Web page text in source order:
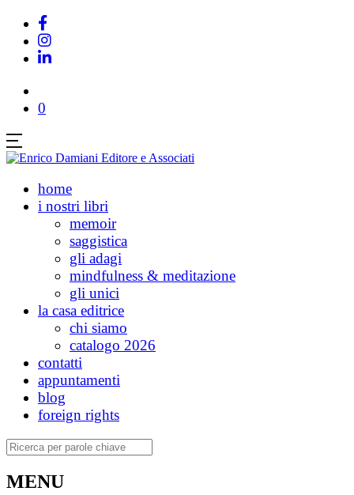
0
home
i nostri libri
memoir
saggistica
gli adagi
mindfulness & meditazione
gli unici
la casa editrice
chi siamo
catalogo 2026
contatti
appuntamenti
blog
foreign rights
Ricerca
MENU